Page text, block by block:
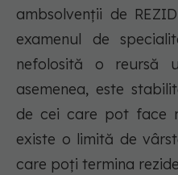
ambsolvenții de
examenul de
nefolosită o reursă
asemenea, este
de cei care pot face
existe o limită de
care poți termina